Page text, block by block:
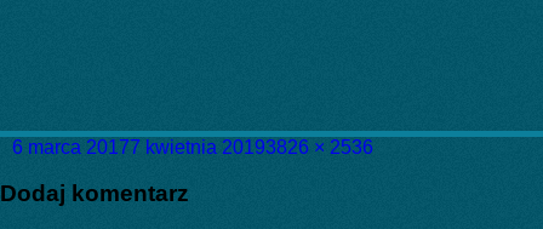
Data
6 marca 20177 kwietnia 2019Pełny
3826 × 2536
Dodaj komentarz